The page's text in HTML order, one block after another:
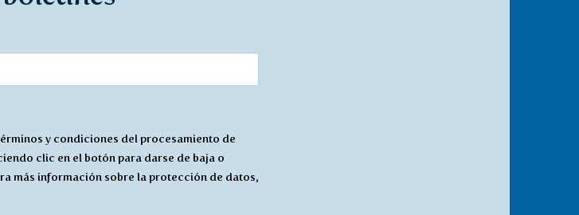
y condiciones del procesamiento de
clic en el botón para darse de baja o
más información sobre la protección de datos,